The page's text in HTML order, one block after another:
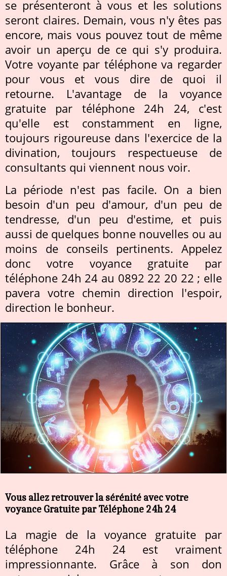
se présenteront à vous et les solutions
seront claires. Demain, vous n'y êtes pas
encore, mais vous pouvez tout de même
avoir un aperçu de ce qui s'y produira.
Votre voyante par téléphone va regarder
pour vous et vous dire de quoi il
retourne. L'avantage de la voyance
gratuite par téléphone 24h 24, c'est
qu'elle est constamment en ligne,
toujours rigoureuse dans l'exercice de la
divination, toujours respectueuse de
consultants qui viennent nous voir.
La période n'est pas facile. On a bien
besoin d'un peu d'amour, d'un peu de
tendresse, d'un peu d'estime, et puis
aussi de quelques bonne nouvelles ou au
moins de conseils pertinents. Appelez
donc votre voyance gratuite par
téléphone 24h 24 au 0892 22 20 22 ; elle
pavera votre chemin direction l'espoir,
direction le bonheur.
Vous allez retrouver la sérénité avec votre
voyance Gratuite par Téléphone 24h 24
La magie de la voyance gratuite par
téléphone 24h 24 est vraiment
impressionnante. Grâce à son don